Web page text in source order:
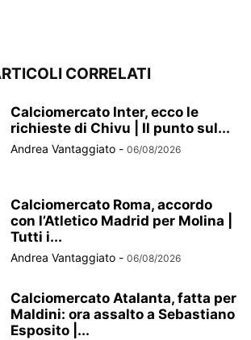
CORRELATI
Calciomercato Inter, ecco le
richieste di Chivu | Il punto sul...
Andrea Vantaggiato - 06/08/2026
Calciomercato Roma, accordo
con l’Atletico Madrid per Molina |
Tutti i...
Andrea Vantaggiato - 06/08/2026
Calciomercato Atalanta, fatta per
Maldini: ora assalto a Sebastiano
Esposito |...